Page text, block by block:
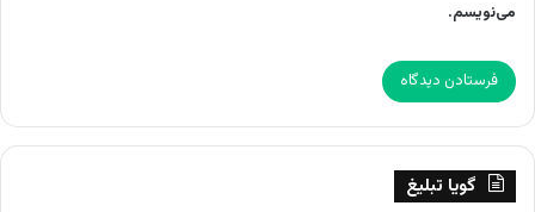
می‌نویسم.
گویا تبلیغ